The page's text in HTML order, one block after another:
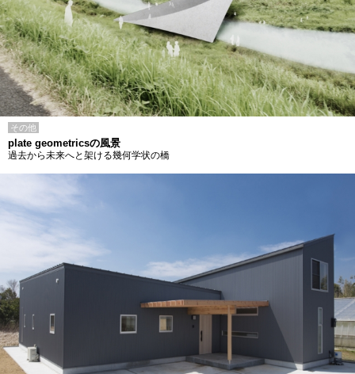
その他
plate geometricsの風景
過去から未来へと架ける幾何学状の橋